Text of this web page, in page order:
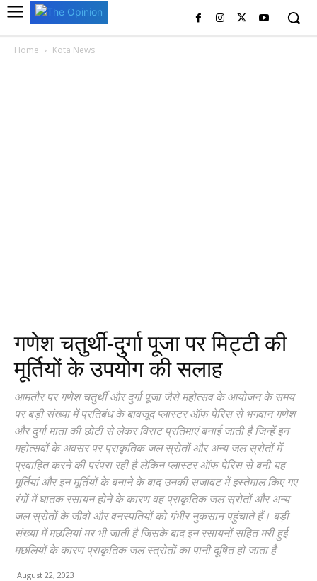
Home Kota News
गणेश चतुर्थी-दुर्गा पूजा पर मिट्टी की
मूर्तियों के उपयोग की सलाह
आमतौर पर गणेश चतुर्थी और दुर्गा पूजा जैसे महोत्सव के आयोजन के समय
पर बड़ी संख्या में प्रतिबंध के बावजूद प्लास्टर ऑफ पेरिस से भगवान गणेश
और दुर्गा माता की छोटी से लेकर विराट प्रतिमाएं बनाई जाती है जिन्हें इन
महोत्सवों के अवसर पर प्राकृतिक जल स्रोतों और अन्य जल स्रोतों में
प्रवाहित करने की परंपरा रही है लेकिन प्लास्टर ऑफ पेरिस से बनी यह
मूर्तियां और इन मूर्तियों के बनाने के बाद उनकी सजावट में इस्तेमाल किए गए
रंगों में घातक रसायन होने के कारण वह प्राकृतिक जल स्रोतों और अन्य
जल स्रोतों के जीवो और वनस्पतियों को गंभीर नुकसान पहुंचाते हैं। बड़ी
संख्या में मछलियां मर भी जाती है जिसके बाद इन रसायनों सहित मरी हुई
मछलियों के कारण प्राकृतिक जल स्त्रोतों का पानी दूषित हो जाता है
August 22, 2023